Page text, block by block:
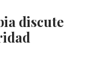
discute